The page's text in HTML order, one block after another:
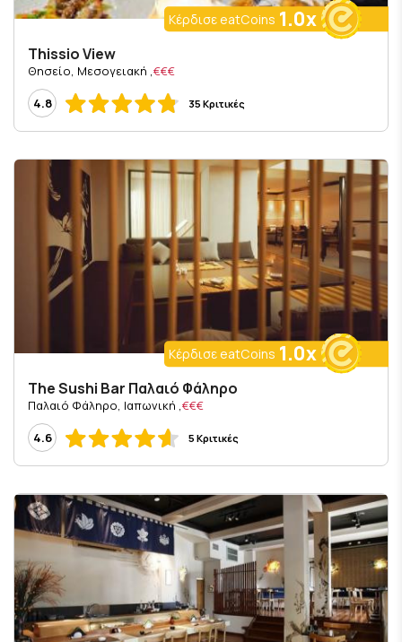
Κέρδισε eatCoins 1.0x
Thissio View
€€€
, Θησείο, Μεσογειακή
4.8
35 Κριτικές
Κέρδισε eatCoins 1.0x
The Sushi Bar Παλαιό Φάληρο
€€€
, Παλαιό Φάληρο, Ιαπωνική
4.6
5 Κριτικές